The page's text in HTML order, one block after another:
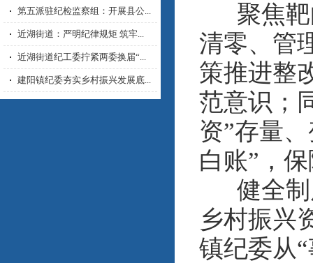
第五派驻纪检监察组：开展县公...
近湖街道：严明纪律规矩 筑牢...
近湖街道纪工委拧紧两委换届“...
建阳镇纪委夯实乡村振兴发展底...
聚焦靶
清零、管
策推进整
范意识；
资”存量
白账”，
健全制
乡村振兴
镇纪委从